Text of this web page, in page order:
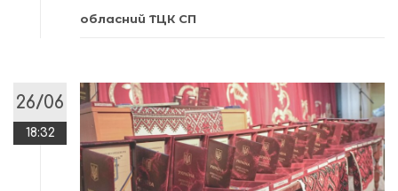
обласний ТЦК СП
26/06
18:32